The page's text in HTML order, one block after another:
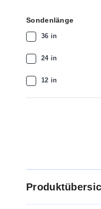
Sondenlänge
36 in
24 in
12 in